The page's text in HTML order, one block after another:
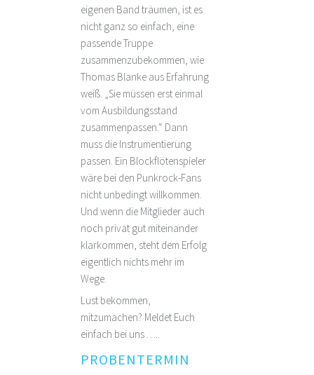
eigenen Band träumen, ist es
nicht ganz so einfach, eine
passende Truppe
zusammenzubekommen, wie
Thomas Blanke aus Erfahrung
weiß. „Sie müssen erst einmal
vom Ausbildungsstand
zusammenpassen.“ Dann
muss die Instrumentierung
passen. Ein Blockflötenspieler
wäre bei den Punkrock-Fans
nicht unbedingt willkommen.
Und wenn die Mitglieder auch
noch privat gut miteinander
klarkommen, steht dem Erfolg
eigentlich nichts mehr im
Wege.
Lust bekommen,
mitzumachen? Meldet Euch
einfach bei uns …..
PROBENTERMIN